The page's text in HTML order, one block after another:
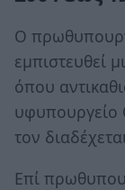
Ο
εμπιστευθεί
όπου
υφυπουργείο
τον
Επί